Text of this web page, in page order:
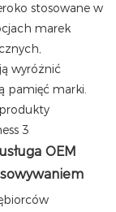
stosowane w
marek
wyróżnić
pamięć marki.
OEM